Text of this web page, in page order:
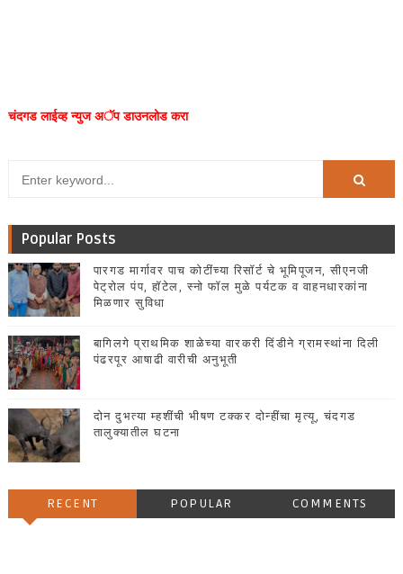
चंदगड लाईव्ह न्युज अॅप डाउनलोड करा
Popular Posts
पारगड मार्गावर पाच कोटींच्या रिसॉर्ट चे भूमिपूजन, सीएनजी
पेट्रोल पंप, हॉटेल, स्नो फॉल मुळे पर्यटक व वाहनधारकांना
मिळणार सुविधा
बागिलगे प्राथमिक शाळेच्या वारकरी दिंडीने ग्रामस्थांना दिली
पंढरपूर आषाढी वारीची अनुभूती
दोन दुभत्या म्हशींची भीषण टक्कर दोन्हींचा मृत्यू, चंदगड
तालुक्यातील घटना
RECENT POPULAR COMMENTS